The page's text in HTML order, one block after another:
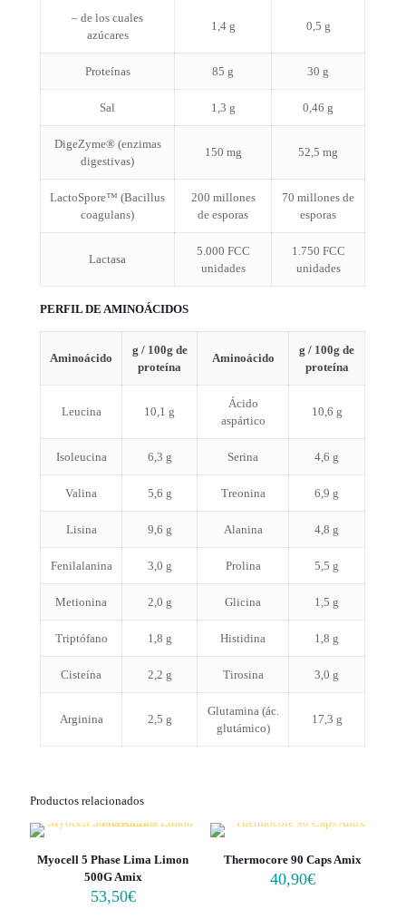
– de los cuales
azúcares
1,4 g 0,5 g
Proteínas 85 g 30 g
Sal 1,3 g 0,46 g
DigeZyme® (enzimas
digestivas)
150 mg 52,5 mg
LactoSpore™ (Bacillus
coagulans)
200 millones
de esporas
70 millones de
esporas
Lactasa
5.000 FCC
unidades
1.750 FCC
unidades
PERFIL DE AMINOÁCIDOS
Aminoácido
g / 100g de
proteína
Aminoácido
g / 100g de
proteína
Leucina 10,1 g
Ácido
aspártico
10,6 g
Isoleucina 6,3 g Serina 4,6 g
Valina 5,6 g Treonina 6,9 g
Lisina 9,6 g Alanina 4,8 g
Fenilalanina 3,0 g Prolina 5,5 g
Metionina 2,0 g Glicina 1,5 g
Triptófano 1,8 g Histidina 1,8 g
Cisteína 2,2 g Tirosina 3,0 g
Arginina 2,5 g
Glutamina (ác.
glutámico)
17,3 g
Productos relacionados
Myocell 5 Phase Lima Limon
500G Amix
53,50€
Thermocore 90 Caps Amix
40,90€